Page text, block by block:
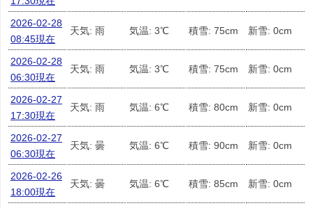
2026-02-28
08:45現在
天気: 雨 気温: 3℃ 積雪: 75cm 新雪: 0cm
2026-02-28
06:30現在
天気: 雨 気温: 3℃ 積雪: 75cm 新雪: 0cm
2026-02-27
17:30現在
天気: 雨 気温: 6℃ 積雪: 80cm 新雪: 0cm
2026-02-27
06:30現在
天気: 曇 気温: 6℃ 積雪: 90cm 新雪: 0cm
2026-02-26
18:00現在
天気: 曇 気温: 6℃ 積雪: 85cm 新雪: 0cm